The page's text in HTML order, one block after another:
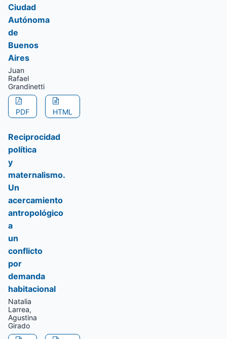
Ciudad
Autónoma
de
Buenos
Aires
Juan
Rafael
Grandinetti
PDF HTML
Reciprocidad
política
y
maternalismo.
Un
acercamiento
antropológico
a
un
conflicto
por
demanda
habitacional
Natalia
Larrea,
Agustina
Girado